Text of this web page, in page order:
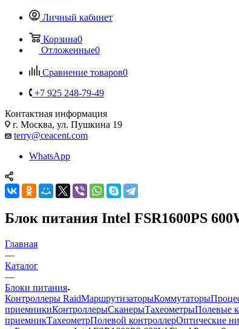
Личный кабинет
Корзина0
Отложенные0
Сравнение товаров0
+7 925 248-79-49
Контактная информация
г. Москва, ул. Пушкина 19
terry@ceacent.com
WhatsApp
Блок питания Intel FSR1600PS
Главная
—
Каталог
—
Блоки питания
Контроллеры RaidМаршрутизаторыКоммутаторы
приемникиКонтроллерыСканерыТахеометрыПолевые
приемникТахеометрПолевой контроллерОптические